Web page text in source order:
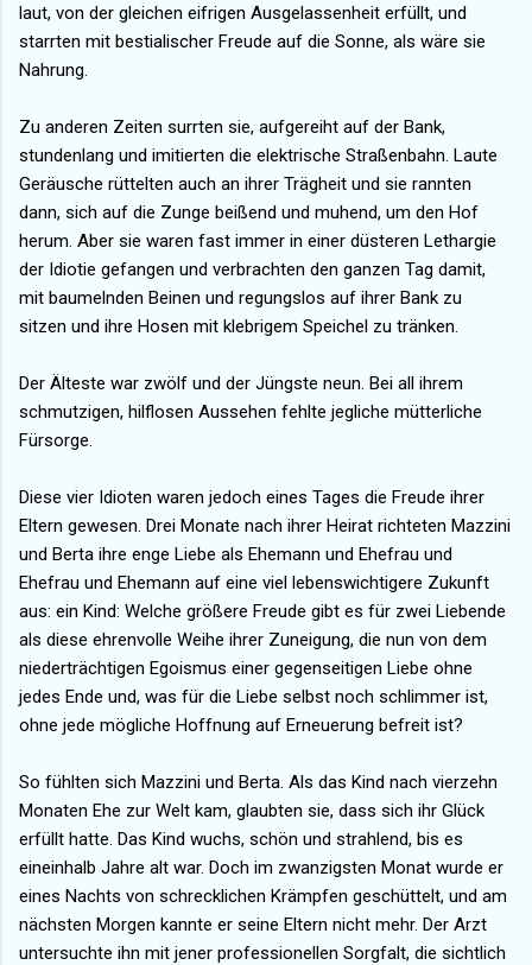
laut, von der gleichen eifrigen Ausgelassenheit erfüllt, und
starrten mit bestialischer Freude auf die Sonne, als wäre sie
Nahrung.
Zu anderen Zeiten surrten sie, aufgereiht auf der Bank,
stundenlang und imitierten die elektrische Straßenbahn. Laute
Geräusche rüttelten auch an ihrer Trägheit und sie rannten
dann, sich auf die Zunge beißend und muhend, um den Hof
herum. Aber sie waren fast immer in einer düsteren Lethargie
der Idiotie gefangen und verbrachten den ganzen Tag damit,
mit baumelnden Beinen und regungslos auf ihrer Bank zu
sitzen und ihre Hosen mit klebrigem Speichel zu tränken.
Der Älteste war zwölf und der Jüngste neun. Bei all ihrem
schmutzigen, hilflosen Aussehen fehlte jegliche mütterliche
Fürsorge.
Diese vier Idioten waren jedoch eines Tages die Freude ihrer
Eltern gewesen. Drei Monate nach ihrer Heirat richteten Mazzini
und Berta ihre enge Liebe als Ehemann und Ehefrau und
Ehefrau und Ehemann auf eine viel lebenswichtigere Zukunft
aus: ein Kind: Welche größere Freude gibt es für zwei Liebende
als diese ehrenvolle Weihe ihrer Zuneigung, die nun von dem
niederträchtigen Egoismus einer gegenseitigen Liebe ohne
jedes Ende und, was für die Liebe selbst noch schlimmer ist,
ohne jede mögliche Hoffnung auf Erneuerung befreit ist?
So fühlten sich Mazzini und Berta. Als das Kind nach vierzehn
Monaten Ehe zur Welt kam, glaubten sie, dass sich ihr Glück
erfüllt hatte. Das Kind wuchs, schön und strahlend, bis es
eineinhalb Jahre alt war. Doch im zwanzigsten Monat wurde er
eines Nachts von schrecklichen Krämpfen geschüttelt, und am
nächsten Morgen kannte er seine Eltern nicht mehr. Der Arzt
untersuchte ihn mit jener professionellen Sorgfalt, die sichtlich